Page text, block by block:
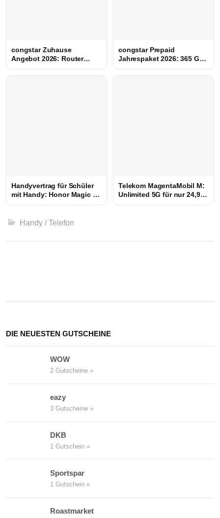
congstar Zuhause
Angebot 2026: Router
kostenlos, 0 €
Bereitstellung & bis zu 200
congstar Prepaid
Jahrespaket 2026: 365 GB
für 100 € (Flash Sale)
Handyvertrag für Schüler
mit Handy: Honor Magic 8
Lite + 35 GB für nur 9,99 €
Telekom MagentaMobil M:
Unlimited 5G für nur 24,95
€ im Monat
Handy / Telefon
DIE NEUESTEN GUTSCHEINE
WOW
2 Gutscheine »
eazy
3 Gutscheine »
DKB
1 Gutschein »
Sportspar
1 Gutschein »
Roastmarket